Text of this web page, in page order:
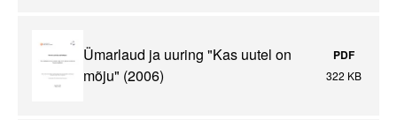
Ümarlaud ja uuring "Kas uutel on
mõju" (2006)
PDF
322 KB